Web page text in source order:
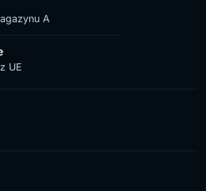
A
UE